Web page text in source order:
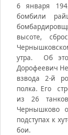
6 января
бомбили
высоте,
утра. Об
Дорофеевич
взвода 2-й
полка. Его
из 26
Чернышково
подступах к
бои.